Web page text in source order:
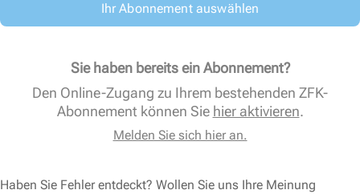
Ihr Abonnement auswählen
Sie haben bereits ein Abonnement?
Den Online-Zugang zu Ihrem bestehenden ZFK-
Abonnement können Sie hier aktivieren.
Melden Sie sich hier an.
Haben Sie Fehler entdeckt? Wollen Sie uns Ihre Meinung